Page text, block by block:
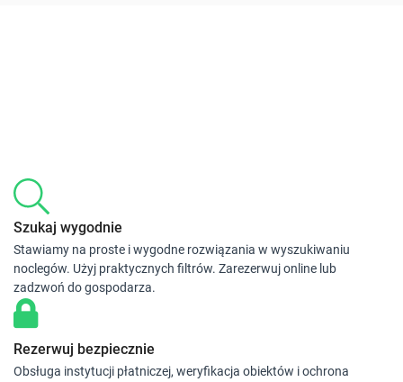
Szukaj wygodnie
Stawiamy na proste i wygodne rozwiązania w wyszukiwaniu
noclegów. Użyj praktycznych filtrów. Zarezerwuj online lub
zadzwoń do gospodarza.
Rezerwuj bezpiecznie
Obsługa instytucji płatniczej, weryfikacja obiektów i ochrona